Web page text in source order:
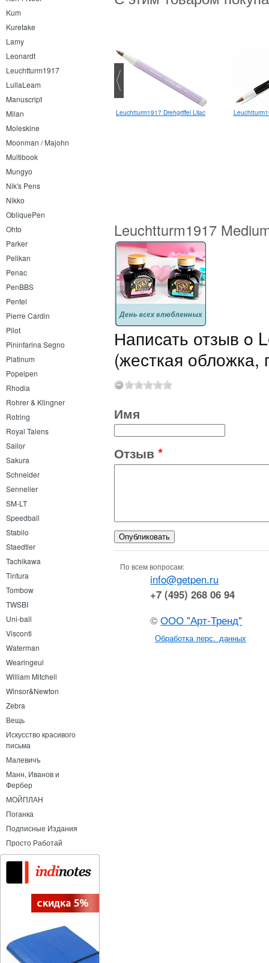
Kum
Kuretake
Lamy
Leonardt
Leuchtturm1917
LullaLeam
Manuscript
Milan
Moleskine
Moonman / Majohn
Multibook
Mungyo
Nik's Pens
Nikko
ObliquePen
Ohto
Parker
Pelikan
Penac
PenBBS
Pentel
Pierre Cardin
Pilot
Pininfarina Segno
Platinum
Popelpen
Rhodia
Rohrer & Klingner
Rotring
Royal Talens
Sailor
Sakura
Schneider
Sennelier
SM-LT
Speedball
Stabilo
Staedtler
Tachikawa
Tintura
Tombow
TWSBI
Uni-ball
Visconti
Waterman
Wearingeul
William Mitchell
Winsor&Newton
Zebra
Вещь
Искусство красивого
письма
Малевичъ
Манн, Иванов и
Фербер
МОЙПЛАН
Поганка
Подписные Издания
Просто Работай
Reporter Pocket
Leuchtturm1917 Drehgriffel Lilac
Leuchtturm1917
Написать отзыв o
(жесткая обложка,
Имя
Отзыв *
По всем вопросам:
info@getpen.ru
+7 (495) 268 06 94
©ООО "Арт-Тренд"
Обработка перс. данных